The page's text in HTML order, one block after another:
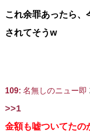
これ余罪あったら
されてそうw
109: 名無しのニュー即
>>1
金額も嘘ついてたの